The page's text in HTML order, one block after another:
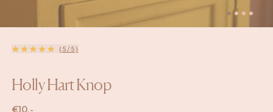
(5/5)
Holly Hart Knop
€ 10,-